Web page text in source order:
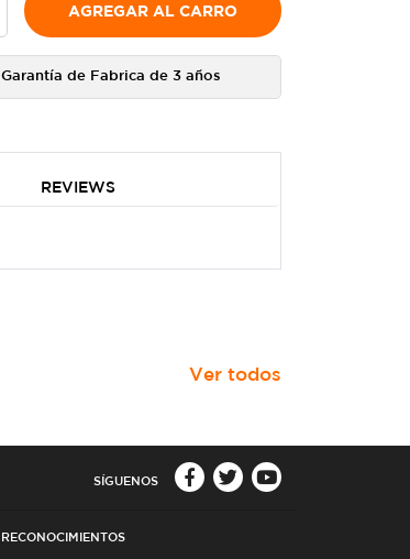
AGREGAR AL CARRO
Garantía de Fabrica de 3 años
REVIEWS
Ver todos
SÍGUENOS
RECONOCIMIENTOS